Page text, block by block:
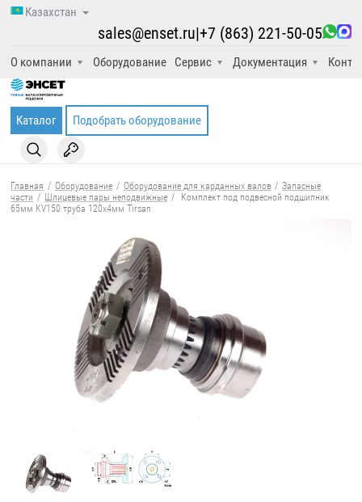
Казахстан
О компании Оборудование Сервис Документация
sales@enset.ru|+7 (863) 221-50-05
Каталог Подобрать оборудование
Главная / Оборудование / Оборудование для карданных валов / Запасные
части / Шлицевые пары неподвижные /
Комплект под подвесной подшипник
65мм KV150 труба 120x4мм Tirsan